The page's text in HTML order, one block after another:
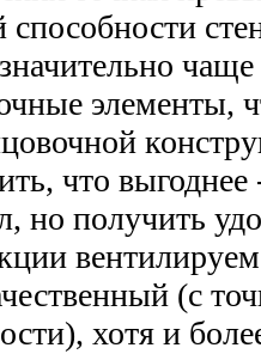
способности
элементы,
что
но получить
(с
хотя и